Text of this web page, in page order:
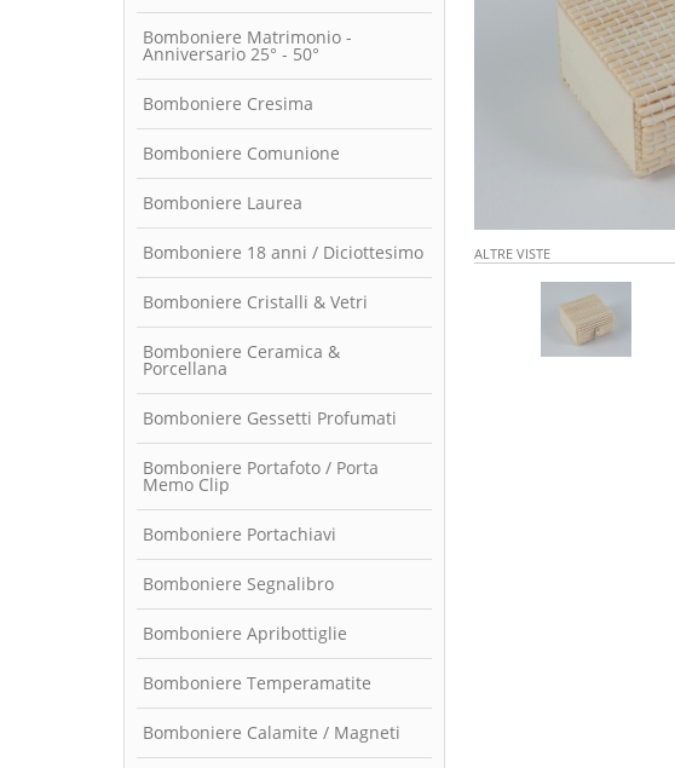
ALTRE VISTE
Bomboniere Matrimonio -
Anniversario 25° - 50°
Bomboniere Cresima
Bomboniere Comunione
Bomboniere Laurea
Bomboniere 18 anni / Diciottesimo
Bomboniere Cristalli & Vetri
Bomboniere Ceramica &
Porcellana
Bomboniere Gessetti Profumati
Bomboniere Portafoto / Porta
Memo Clip
Bomboniere Portachiavi
Bomboniere Segnalibro
Bomboniere Apribottiglie
Bomboniere Temperamatite
Bomboniere Calamite / Magneti